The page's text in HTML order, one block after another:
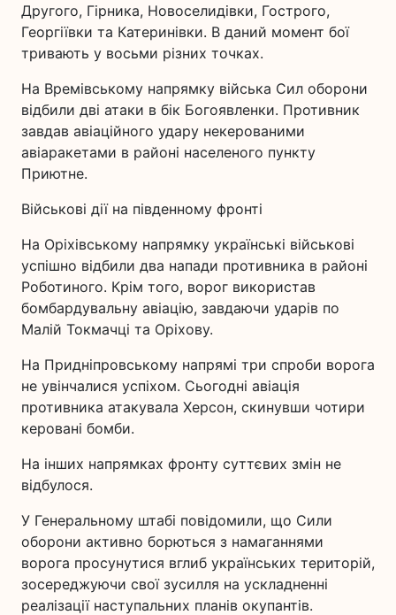
Другого, Гірника, Новоселидівки, Гострого,
Георгіївки та Катеринівки. В даний момент бої
тривають у восьми різних точках.
На Времівському напрямку війська Сил оборони
відбили дві атаки в бік Богоявленки. Противник
завдав авіаційного удару некерованими
авіаракетами в районі населеного пункту
Приютне.
Військові дії на південному фронті
На Оріхівському напрямку українські військові
успішно відбили два напади противника в районі
Роботиного. Крім того, ворог використав
бомбардувальну авіацію, завдаючи ударів по
Малій Токмачці та Оріхову.
На Придніпровському напрямі три спроби ворога
не увінчалися успіхом. Сьогодні авіація
противника атакувала Херсон, скинувши чотири
керовані бомби.
На інших напрямках фронту суттєвих змін не
відбулося.
У Генеральному штабі повідомили, що Сили
оборони активно борються з намаганнями
ворога просунутися вглиб українських територій,
зосереджуючи свої зусилля на ускладненні
реалізації наступальних планів окупантів.